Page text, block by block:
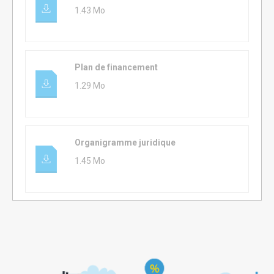
1.43 Mo
Plan de financement
1.29 Mo
Organigramme juridique
1.45 Mo